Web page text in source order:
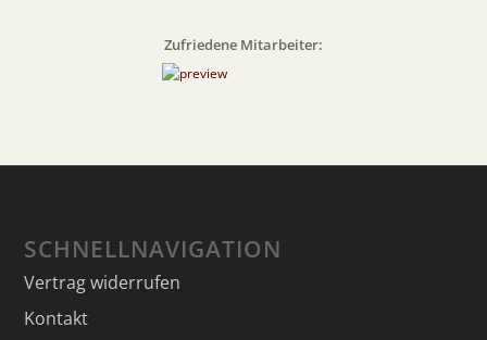
Zufriedene Mitarbeiter:
SCHNELLNAVIGATION
Vertrag widerrufen
Kontakt